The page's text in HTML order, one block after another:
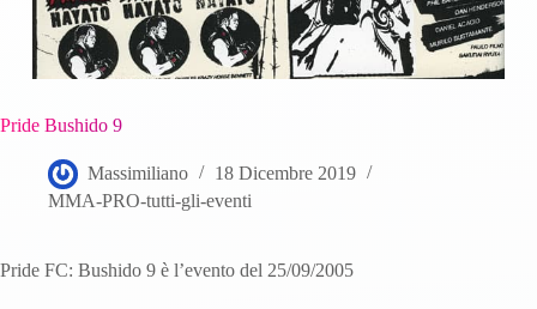
Pride Bushido 9
Massimiliano
18 Dicembre 2019
MMA-PRO-tutti-gli-eventi
Pride FC: Bushido 9 è l’evento del 25/09/2005